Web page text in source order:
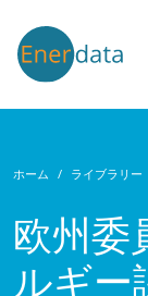
ホーム ライブラリー
欧州委
ルギー